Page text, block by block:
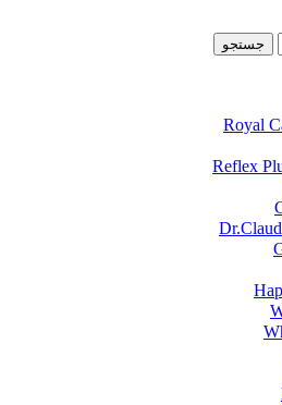
جستجو